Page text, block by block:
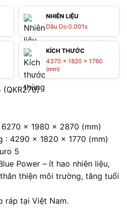
NHIÊN LIỆU
Dầu Do 0.001s
KÍCH THƯỚC
4370 x 1820 x 1760
(mm)
(QKR270)
x 1980 x 2870 (mm)
: 4290 x 1820 x 1770 (mm)
5
Power – ít hao nhiên liệu,
thiện môi trường, tăng tuổi
ráp tại Việt Nam.